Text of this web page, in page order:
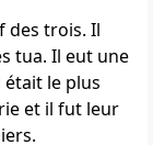
des trois. Il
tua. Il eut une
était le plus
et il fut leur